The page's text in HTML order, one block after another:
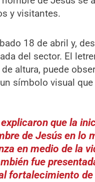
y visitantes.
18 de abril y,
del sector. El
altura, puede
símbolo visual
que la
de Jesús en lo
en medio de la
fue
fortalecimiento